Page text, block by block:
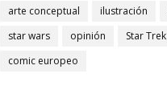
arte conceptual
ilustración
star wars
opinión Star Trek
comic europeo